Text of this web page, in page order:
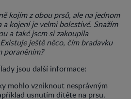
kojím z obou prsů, ale na jednom
kojení je velmi bolestivé. Snažím
a také jsem si zakoupila
ještě něco, čím bradavku
poraněním?
jsou další informace:
mohlo vzniknout nesprávným
usnutím dítěte na prsu.